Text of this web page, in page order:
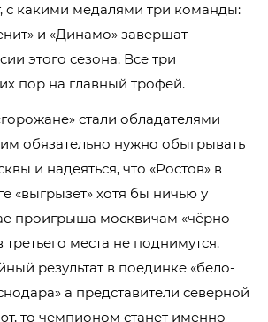
с какими медалями три команды:
и «Динамо» завершат
этого сезона. Все три
пор на главный трофей.
стали обладателями
обязательно нужно обыгрывать
и надеяться, что «Ростов» в
«выгрызет» хотя бы ничью у
проигрыша москвичам «чёрно-
места не поднимутся.
результат в поединке «бело-
а представители северной
то чемпионом станет именно